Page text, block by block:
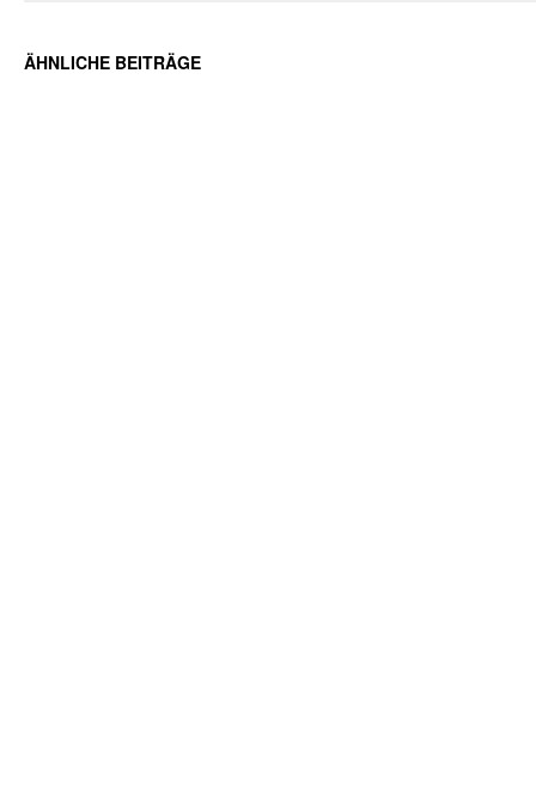
ÄHNLICHE BEITRÄGE